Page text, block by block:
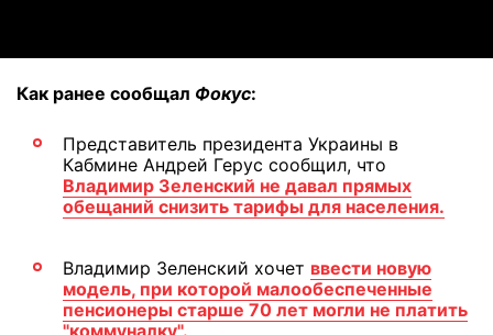
Как ранее сообщал Фокус:
Представитель президента Украины в
Кабмине Андрей Герус сообщил, что
Владимир Зеленский не давал прямых
обещаний снизить тарифы для населения.
Владимир Зеленский хочет ввести новую
модель, при которой малообеспеченные
пенсионеры старше 70 лет могли не платить